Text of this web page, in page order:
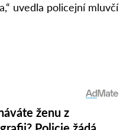
uvedla policejní mluvčí